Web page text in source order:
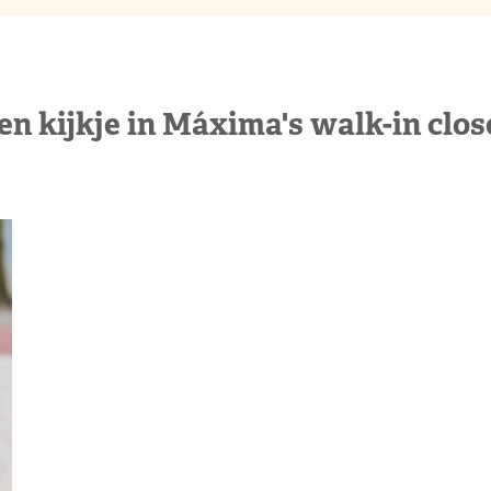
kijkje in Máxima's walk-in